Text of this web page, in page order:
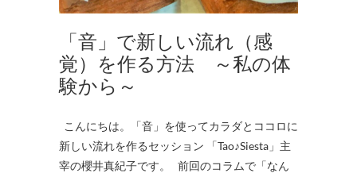
「音」で新しい流れ（感
覚）を作る方法 ～私の体
験から～
こんにちは。「音」を使ってカラダとココロに
新しい流れを作るセッション 「Tao♪Siesta」主
宰の櫻井真紀子です。 前回のコラムで「なん